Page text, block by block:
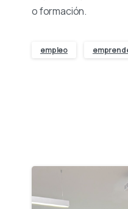
o formación.
empleo